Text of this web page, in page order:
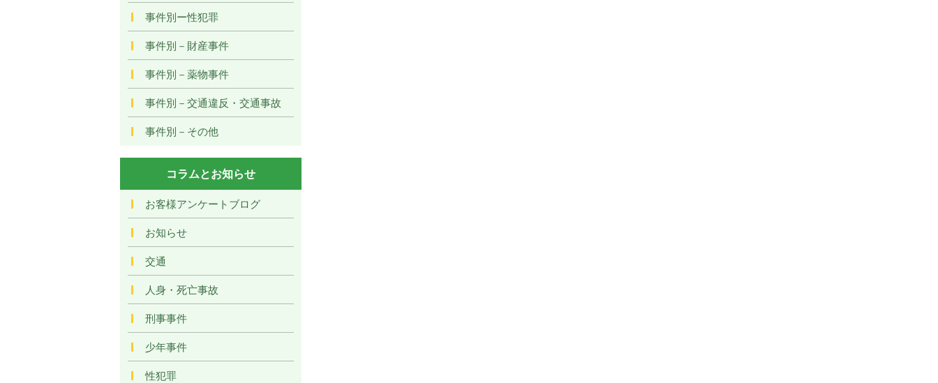
事件別ー性犯罪
事件別－財産事件
事件別－薬物事件
事件別－交通違反・交通事故
事件別－その他
コラムとお知らせ
お客様アンケートブログ
お知らせ
交通
人身・死亡事故
刑事事件
少年事件
性犯罪